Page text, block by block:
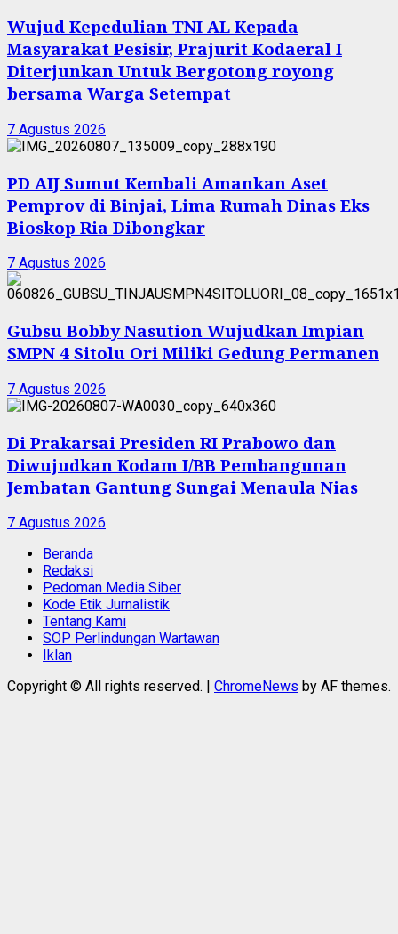
Wujud Kepedulian TNI AL Kepada
Masyarakat Pesisir, Prajurit Kodaeral I
Diterjunkan Untuk Bergotong royong
bersama Warga Setempat
7 Agustus 2026
PD AIJ Sumut Kembali Amankan Aset
Pemprov di Binjai, Lima Rumah Dinas Eks
Bioskop Ria Dibongkar
7 Agustus 2026
Gubsu Bobby Nasution Wujudkan Impian
SMPN 4 Sitolu Ori Miliki Gedung Permanen
7 Agustus 2026
Di Prakarsai Presiden RI Prabowo dan
Diwujudkan Kodam I/BB Pembangunan
Jembatan Gantung Sungai Menaula Nias
7 Agustus 2026
Beranda
Redaksi
Pedoman Media Siber
Kode Etik Jurnalistik
Tentang Kami
SOP Perlindungan Wartawan
Iklan
Copyright © All rights reserved.
ChromeNews by AF themes.